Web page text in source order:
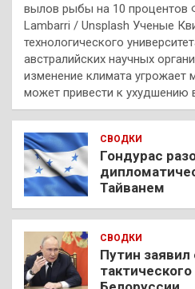
вылов рыбы на 10 процентов
Lambarri / Unsplash Ученые
технологического
австралийских научных
изменение климата угрожает
может привести к ухудшению
СВОДКИ
Гондурас
Тайванем
СВОДКИ
Путин